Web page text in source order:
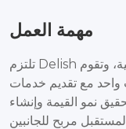
مهمة العمل
تلتزم Delish دائمًا بالتركيز على مجالات العمل الأساسية، وتقوم
واحد مع تقديم خدمات
نمو القيمة وإنشاء